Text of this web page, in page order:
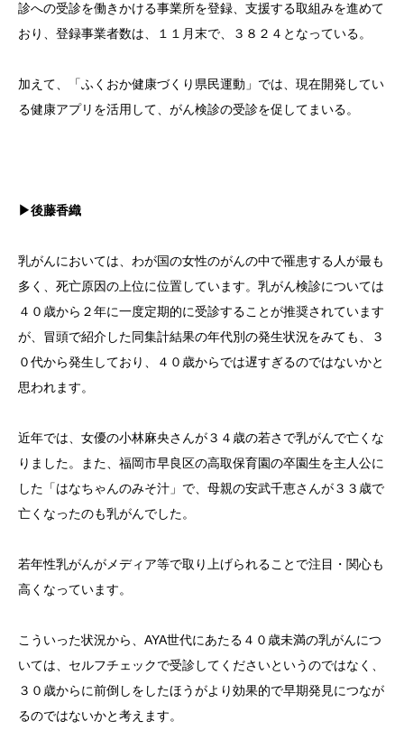
診への受診を働きかける事業所を登録、支援する取組みを進めて
おり、登録事業者数は、１１月末で、３８２４となっている。
加えて、「ふくおか健康づくり県民運動」では、現在開発してい
る健康アプリを活用して、がん検診の受診を促してまいる。
▶後藤香織
乳がんにおいては、わが国の女性のがんの中で罹患する人が最も
多く、死亡原因の上位に位置しています。乳がん検診については
４０歳から２年に一度定期的に受診することが推奨されています
が、冒頭で紹介した同集計結果の年代別の発生状況をみても、３
０代から発生しており、４０歳からでは遅すぎるのではないかと
思われます。
近年では、女優の小林麻央さんが３４歳の若さで乳がんで亡くな
りました。また、福岡市早良区の高取保育園の卒園生を主人公に
した「はなちゃんのみそ汁」で、母親の安武千恵さんが３３歳で
亡くなったのも乳がんでした。
若年性乳がんがメディア等で取り上げられることで注目・関心も
高くなっています。
こういった状況から、AYA世代にあたる４０歳未満の乳がんにつ
いては、セルフチェックで受診してくださいというのではなく、
３０歳からに前倒しをしたほうがより効果的で早期発見につなが
るのではないかと考えます。